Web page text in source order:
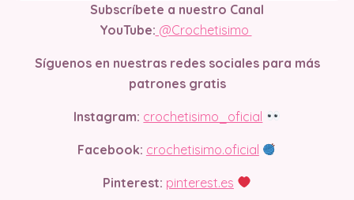
Subscríbete a nuestro Canal
YouTube: @Crochetisimo
Síguenos en nuestras redes sociales para más
patrones gratis
Instagram: crochetisimo_oficial
Facebook: crochetisimo.oficial
Pinterest: pinterest.es